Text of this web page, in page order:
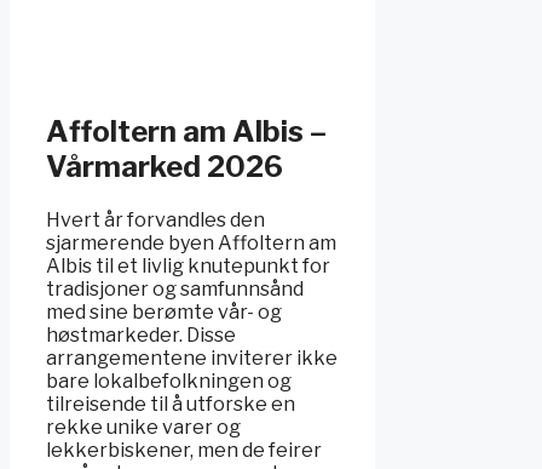
Affoltern am Albis –
Vårmarked 2026
Hvert år forvandles den
sjarmerende byen Affoltern am
Albis til et livlig knutepunkt for
tradisjoner og samfunnsånd
med sine berømte vår- og
høstmarkeder. Disse
arrangementene inviterer ikke
bare lokalbefolkningen og
tilreisende til å utforske en
rekke unike varer og
lekkerbiskener, men de feirer